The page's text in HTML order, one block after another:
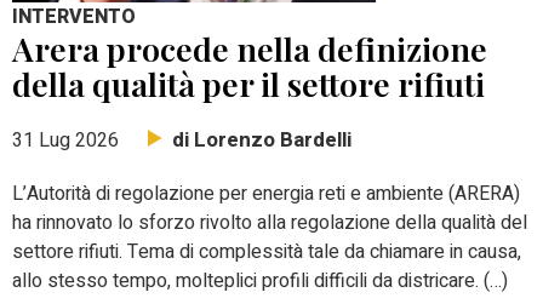
INTERVENTO
Arera procede nella definizione
della qualità per il settore rifiuti
31 Lug 2026 di Lorenzo Bardelli
L’Autorità di regolazione per energia reti e ambiente (ARERA)
ha rinnovato lo sforzo rivolto alla regolazione della qualità del
settore rifiuti. Tema di complessità tale da chiamare in causa,
allo stesso tempo, molteplici profili difficili da districare. (…)